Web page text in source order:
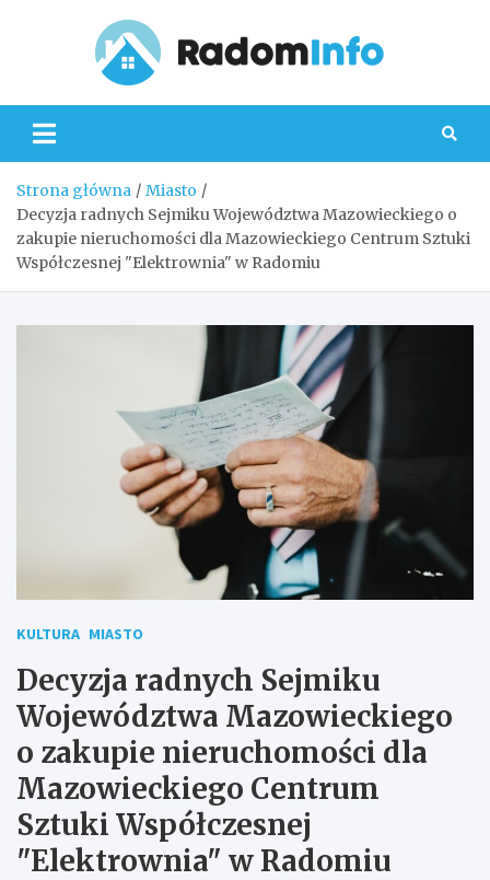
Strona główna
Miasto
Decyzja radnych Sejmiku Województwa Mazowieckiego o
zakupie nieruchomości dla Mazowieckiego Centrum Sztuki
Współczesnej "Elektrownia" w Radomiu
KULTURA MIASTO
Decyzja radnych Sejmiku
Województwa Mazowieckiego
o zakupie nieruchomości dla
Mazowieckiego Centrum
Sztuki Współczesnej
"Elektrownia" w Radomiu